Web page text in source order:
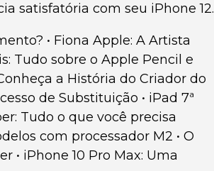
satisfatória com seu iPhone 12.
• Fiona Apple: A Artista
Tudo sobre o Apple Pencil e
a História do Criador do
de Substituição • iPad 7ª
Tudo o que você precisa
com processador M2 • O
• iPhone 10 Pro Max: Uma